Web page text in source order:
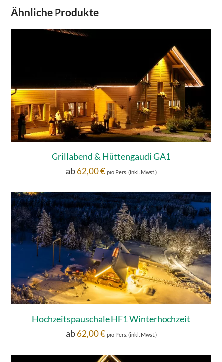
Ähnliche Produkte
Grillabend & Hüttengaudi GA1
ab62,00€ pro Pers. (inkl. Mwst.)
Hochzeitspauschale HF1 Winterhochzeit
ab62,00€ pro Pers. (inkl. Mwst.)